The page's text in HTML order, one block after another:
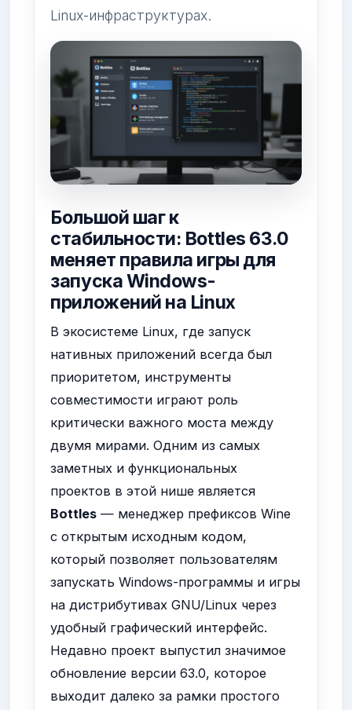
Linux-инфраструктурах.
Большой шаг к
стабильности: Bottles 63.0
меняет правила игры для
запуска Windows-
приложений на Linux
В экосистеме Linux, где запуск
нативных приложений всегда был
приоритетом, инструменты
совместимости играют роль
критически важного моста между
двумя мирами. Одним из самых
заметных и функциональных
проектов в этой нише является
Bottles — менеджер префиксов Wine
с открытым исходным кодом,
который позволяет пользователям
запускать Windows-программы и игры
на дистрибутивах GNU/Linux через
удобный графический интерфейс.
Недавно проект выпустил значимое
обновление версии 63.0, которое
выходит далеко за рамки простого